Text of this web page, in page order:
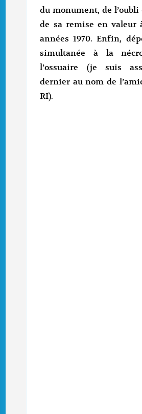
du monument, de
de sa remise en valeur
années 1970. Enfin,
simultanée à la
l’ossuaire (je suis
dernier au nom de
RI).